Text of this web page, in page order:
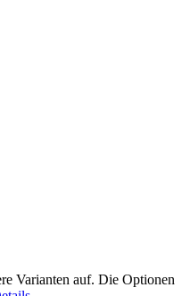
Varianten auf. Die Optionen